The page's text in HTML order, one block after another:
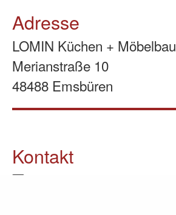
Adresse
LOMIN Küchen + Möbelbau
Merianstraße 10
48488 Emsbüren
Kontakt